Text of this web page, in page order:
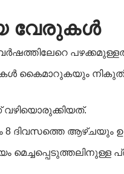
വേരുകൾ
കൈമാറുകയും
8 ദിവസത്തെ ആഴ്ചയും